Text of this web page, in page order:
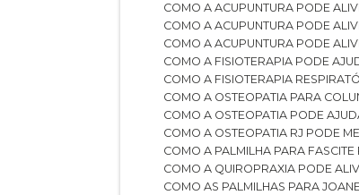
COMO A ACUPUNTURA PODE
COMO A ACUPUNTURA PODE
COMO A ACUPUNTURA PODE
COMO A FISIOTERAPIA PODE
COMO A FISIOTERAPIA
COMO A OSTEOPATIA PARA
COMO A OSTEOPATIA PODE
COMO A OSTEOPATIA RJ PODE
COMO A PALMILHA PARA
COMO A QUIROPRAXIA PODE
COMO AS PALMILHAS PARA